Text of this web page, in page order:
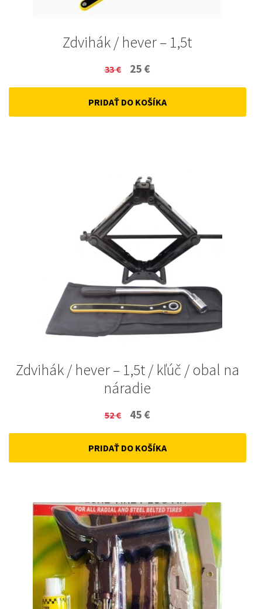
Zdvihák / hever – 1,5t
33€
Original
price
was:
25 €
price
is:
PRIDAŤ DO KOŠÍKA
Zdvihák / hever – 1,5t / kľúč / obal na
náradie
52€
Original
price
was:
45 €
price
is:
PRIDAŤ DO KOŠÍKA